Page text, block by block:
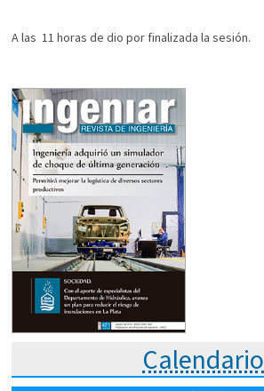
A las 11 horas de dio por finalizada la sesión.
Calendario